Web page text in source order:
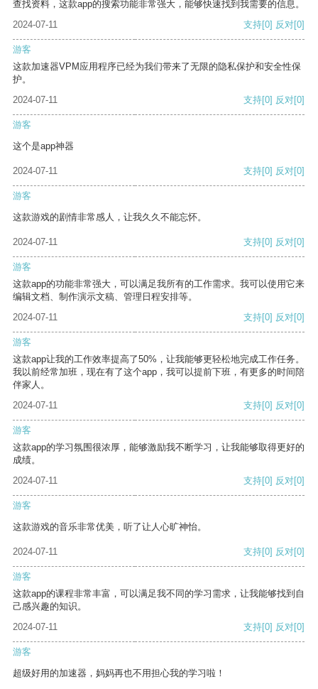
查找资料，这款app的搜索功能非常强大，能够快速找到我需要的信息。
2024-07-11
支持[0] 反对[0]
游客
这款加速器VPM应用程序已经为我们带来了无限的隐私保护和安全性保
护。
2024-07-11
支持[0] 反对[0]
游客
这个是app神器
2024-07-11 支持[0] 反对[0]
游客
这款游戏的剧情非常感人，让我久久不能忘怀。
2024-07-11 支持[0] 反对[0]
游客
这款app的功能非常强大，可以满足我所有的工作需求。我可以使用它来
编辑文档、制作演示文稿、管理日程安排等。
2024-07-11
支持[0] 反对[0]
游客
这款app让我的工作效率提高了50%，让我能够更轻松地完成工作任务。
我以前经常加班，现在有了这个app，我可以提前下班，有更多的时间陪
伴家人。
2024-07-11
支持[0] 反对[0]
游客
这款app的学习氛围很浓厚，能够激励我不断学习，让我能够取得更好的
成绩。
2024-07-11
支持[0] 反对[0]
游客
这款游戏的音乐非常优美，听了让人心旷神怡。
2024-07-11 支持[0] 反对[0]
游客
这款app的课程非常丰富，可以满足我不同的学习需求，让我能够找到自
己感兴趣的知识。
2024-07-11
支持[0] 反对[0]
游客
超级好用的加速器，妈妈再也不用担心我的学习啦！